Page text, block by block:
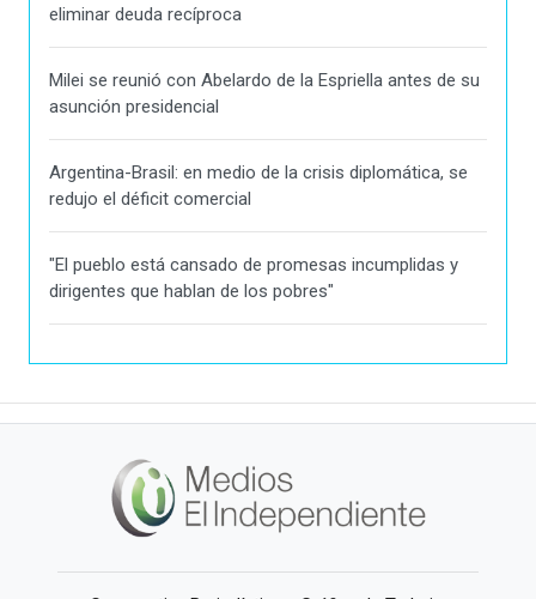
eliminar deuda recíproca
Milei se reunió con Abelardo de la Espriella antes de su
asunción presidencial
Argentina-Brasil: en medio de la crisis diplomática, se
redujo el déficit comercial
"El pueblo está cansado de promesas incumplidas y
dirigentes que hablan de los pobres"